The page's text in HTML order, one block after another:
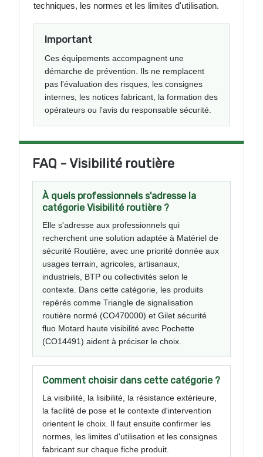
techniques, les normes et les limites d'utilisation.
Important
Ces équipements accompagnent une
démarche de prévention. Ils ne remplacent
pas l'évaluation des risques, les consignes
internes, les notices fabricant, la formation des
opérateurs ou l'avis du responsable sécurité.
FAQ - Visibilité routière
À quels professionnels s'adresse la
catégorie Visibilité routière ?
Elle s'adresse aux professionnels qui
recherchent une solution adaptée à Matériel de
sécurité Routière, avec une priorité donnée aux
usages terrain, agricoles, artisanaux,
industriels, BTP ou collectivités selon le
contexte. Dans cette catégorie, les produits
repérés comme Triangle de signalisation
routière normé (CO470000) et Gilet sécurité
fluo Motard haute visibilité avec Pochette
(CO14491) aident à préciser le choix.
Comment choisir dans cette catégorie ?
La visibilité, la lisibilité, la résistance extérieure,
la facilité de pose et le contexte d'intervention
orientent le choix. Il faut ensuite confirmer les
normes, les limites d'utilisation et les consignes
fabricant sur chaque fiche produit.